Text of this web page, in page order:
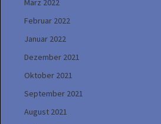
März 2022
Februar 2022
Januar 2022
Dezember 2021
Oktober 2021
September 2021
August 2021